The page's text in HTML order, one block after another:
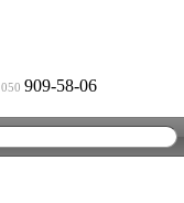
050 909-58-06